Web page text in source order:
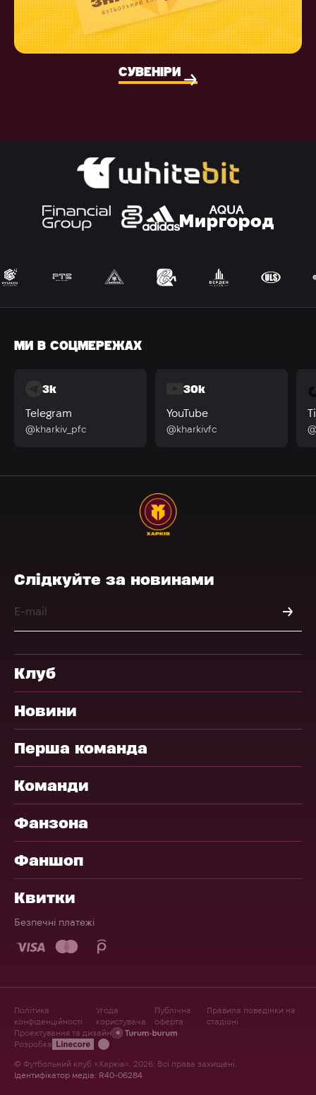
СУВЕНІРИ
МИ В СОЦМЕРЕЖАХ
3k
Telegram
@kharkiv_pfc
30k
YouTube
@kharkivfc
Слідкуйте за новинами
Клуб
Новини
Перша команда
Команди
Фанзона
Фаншоп
Квитки
Безпечні платежі
Політика
конфіденційності
Угода
користувача
Публічна
оферта
Правила поведінки на
стадіоні
Проектування та дизайн
Розробка
© Футбольний клуб «Харків». 2026. Всі права захищені.
Ідентифікатор медіа: R40-06284